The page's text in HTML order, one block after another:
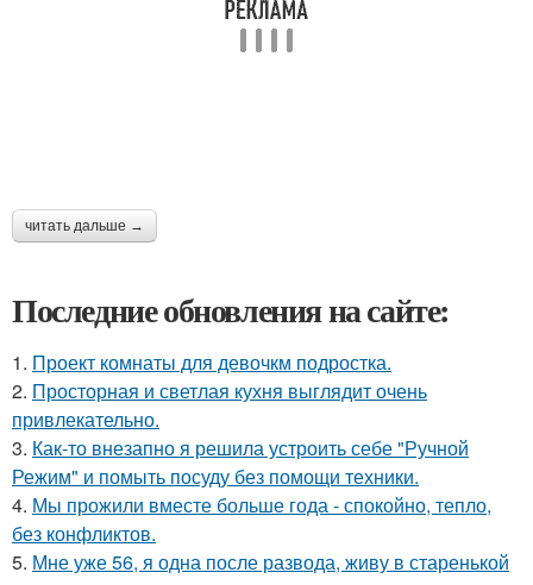
читать дальше →
Последние обновления на сайте:
1. Проект комнаты для девочкм подростка.
2. Просторная и светлая кухня выглядит очень
привлекательно.
3. Как-то внезапно я решила устроить себе "Ручной
Режим" и помыть посуду без помощи техники.
4. Мы прожили вместе больше года - спокойно, тепло,
без конфликтов.
5. Мне уже 56, я одна после развода, живу в старенькой